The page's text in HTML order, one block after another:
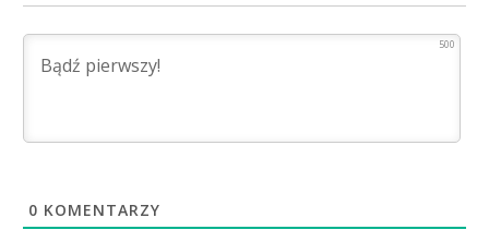
500
0 KOMENTARZY